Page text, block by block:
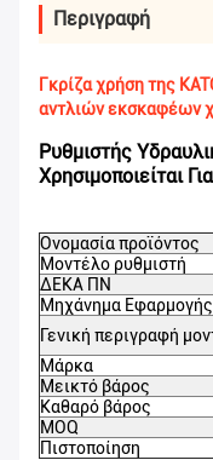
Περιγραφή
Γκρίζα χρήση της
αντλιών εκσκαφέων
Ρυθμιστής
Χρησιμοποιείται
Ονομασία προϊόντος
Μοντέλο ρυθμιστή
ΔΕΚΑ ΠΝ
Μηχάνημα
Γενική περιγραφή
Μάρκα
Μεικτό βάρος
Καθαρό βάρος
MOQ
Πιστοποίηση